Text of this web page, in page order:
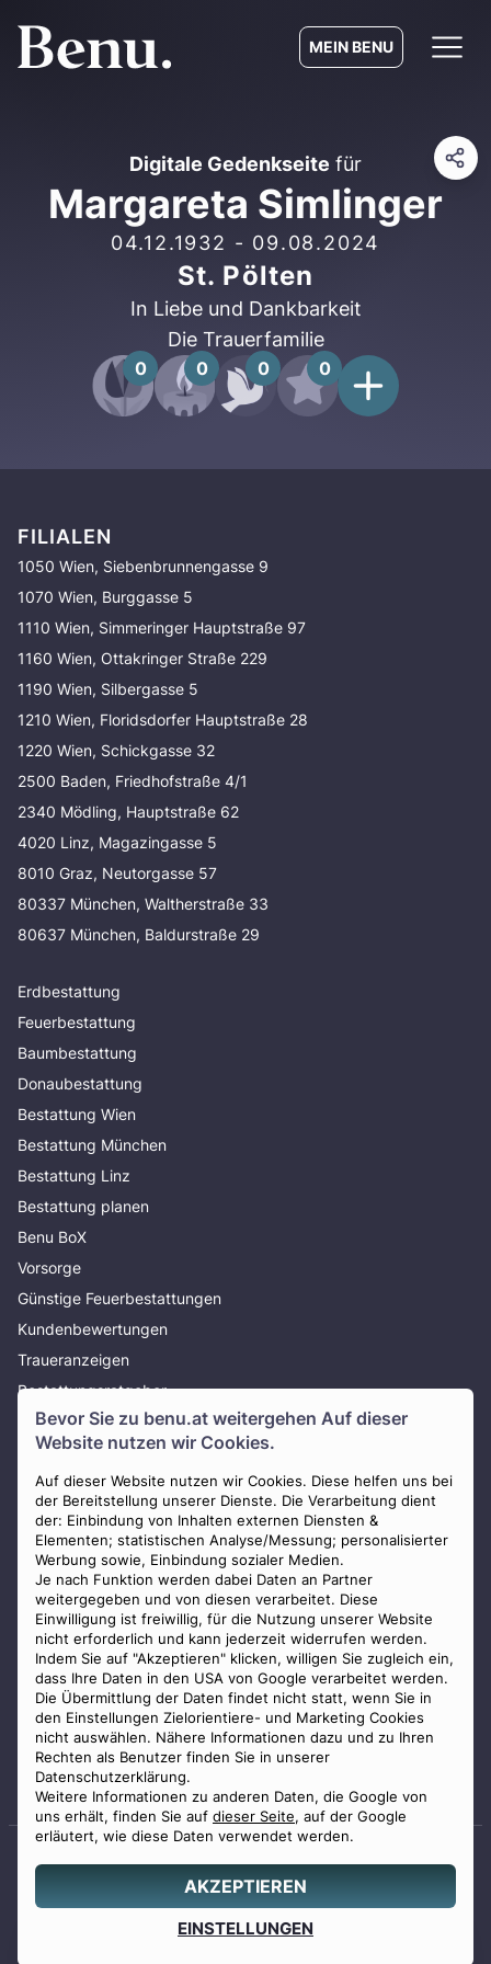
Bevor Sie zu benu.at weitergehen Auf dieser
Website nutzen wir Cookies.
Auf dieser Website nutzen wir Cookies. Diese helfen uns bei
der Bereitstellung unserer Dienste. Die Verarbeitung dient
der: Einbindung von Inhalten externen Diensten &
Elementen; statistischen Analyse/Messung; personalisierter
Werbung sowie, Einbindung sozialer Medien.
Je nach Funktion werden dabei Daten an Partner
weitergegeben und von diesen verarbeitet. Diese
Einwilligung ist freiwillig, für die Nutzung unserer Website
nicht erforderlich und kann jederzeit widerrufen werden.
Indem Sie auf "Akzeptieren" klicken, willigen Sie zugleich ein,
dass Ihre Daten in den USA von Google verarbeitet werden.
Die Übermittlung der Daten findet nicht statt, wenn Sie in
den Einstellungen Zielorientiere- und Marketing Cookies
nicht auswählen. Nähere Informationen dazu und zu Ihren
Rechten als Benutzer finden Sie in unserer
Datenschutzerklärung.
Weitere Informationen zu anderen Daten, die Google von
uns erhält, finden Sie auf dieser Seite, auf der Google
erläutert, wie diese Daten verwendet werden.
AKZEPTIEREN
EINSTELLUNGEN
MEIN BENU
0800 88 44 04
erstellen
Digitale Gedenkseite für
Margareta Simlinger
04.12.1932 - 09.08.2024
St. Pölten
In Liebe und Dankbarkeit
Die Trauerfamilie
0 0 0 0
FILIALEN
1050 Wien, Siebenbrunnengasse 9
1070 Wien, Burggasse 5
1110 Wien, Simmeringer Hauptstraße 97
1160 Wien, Ottakringer Straße 229
1190 Wien, Silbergasse 5
1210 Wien, Floridsdorfer Hauptstraße 28
1220 Wien, Schickgasse 32
2500 Baden, Friedhofstraße 4/1
2340 Mödling, Hauptstraße 62
4020 Linz, Magazingasse 5
8010 Graz, Neutorgasse 57
80337 München, Waltherstraße 33
80637 München, Baldurstraße 29
Erdbestattung
Feuerbestattung
Baumbestattung
Donaubestattung
Bestattung Wien
Bestattung München
Bestattung Linz
Bestattung planen
Benu BoX
Vorsorge
Günstige Feuerbestattungen
Kundenbewertungen
Traueranzeigen
Bestattungsratgeber
Über uns
Presse
AGB
Impressum
Datenschutz
Widerrufsbelehrung
Zahlungsmöglichkeiten
Staatlich geprüfter
© 2026 Benu GmbH. Alle Rechte vorbehalten.